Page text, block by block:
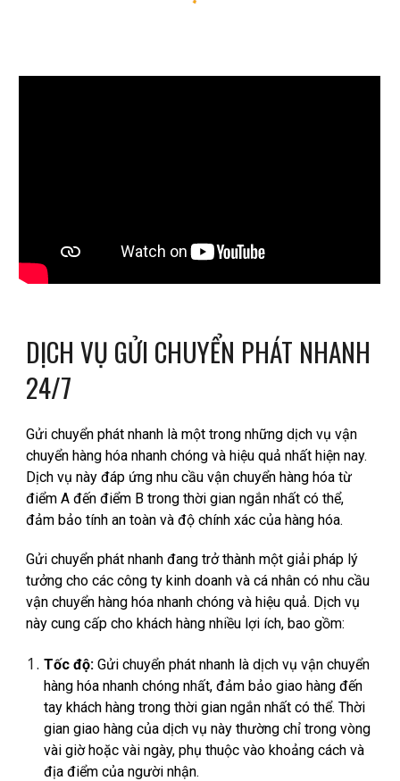
DỊCH VỤ GỬI CHUYỂN PHÁT NHANH
24/7
Gửi chuyển phát nhanh là một trong những dịch vụ vận
chuyển hàng hóa nhanh chóng và hiệu quả nhất hiện nay.
Dịch vụ này đáp ứng nhu cầu vận chuyển hàng hóa từ
điểm A đến điểm B trong thời gian ngắn nhất có thể,
đảm bảo tính an toàn và độ chính xác của hàng hóa.
Gửi chuyển phát nhanh đang trở thành một giải pháp lý
tưởng cho các công ty kinh doanh và cá nhân có nhu cầu
vận chuyển hàng hóa nhanh chóng và hiệu quả. Dịch vụ
này cung cấp cho khách hàng nhiều lợi ích, bao gồm:
Tốc độ:Gửi chuyển phát nhanh là dịch vụ vận chuyển
hàng hóa nhanh chóng nhất, đảm bảo giao hàng đến
tay khách hàng trong thời gian ngắn nhất có thể. Thời
gian giao hàng của dịch vụ này thường chỉ trong vòng
vài giờ hoặc vài ngày, phụ thuộc vào khoảng cách và
địa điểm của người nhận.